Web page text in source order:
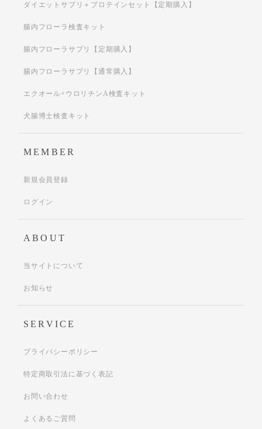
ダイエットサプリ＋プロテインセット【定期購入】
腸内フローラ検査キット
腸内フローラサプリ【定期購入】
腸内フローラサプリ【通常購入】
エクオール+ウロリチンA検査キット
犬腸博士検査キット
MEMBER
新規会員登録
ログイン
ABOUT
当サイトについて
お知らせ
SERVICE
プライバシーポリシー
特定商取引法に基づく表記
お問い合わせ
よくあるご質問